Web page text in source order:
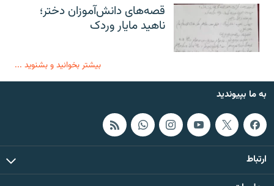
قصه‌های دانش‌آموزان دختر؛
ناهید مایار وردک
بیشتر بخوانید و بشنوید ...
به ما بپیوندید
ارتباط